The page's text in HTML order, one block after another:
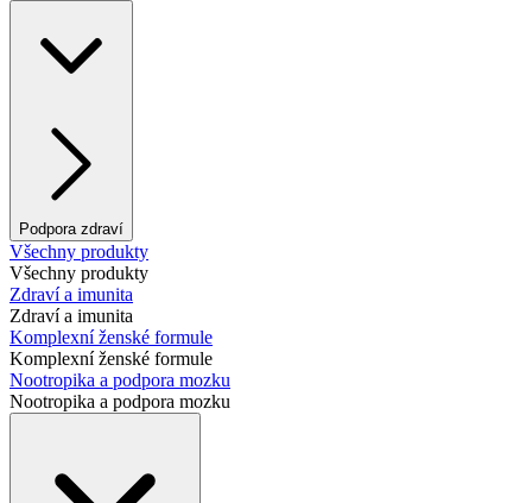
Podpora zdraví
Všechny produkty
Všechny produkty
Zdraví a imunita
Zdraví a imunita
Komplexní ženské formule
Komplexní ženské formule
Nootropika a podpora mozku
Nootropika a podpora mozku